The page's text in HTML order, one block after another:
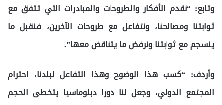
وتابع: “نقدم الأفكار والطروحات والمبادرات التي تتفق مع
ثوابتنا ومصالحنا، ونتفاعل مع طروحات الآخرين، فنقبل ما
ينسجم مع ثوابتنا ونرفض ما يتناقض معها”.
وأردف: “كسب هذا الوضوح وهذا التفاعل لبلدنا، احترام
المجتمع الدولي، وجعل لنا دورا دبلوماسيا يتخطى الحجم